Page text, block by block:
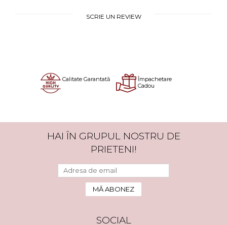
SCRIE UN REVIEW
Calitate Garantată
Împachetare
Cadou
HAI ÎN GRUPUL NOSTRU DE
PRIETENI!
SOCIAL